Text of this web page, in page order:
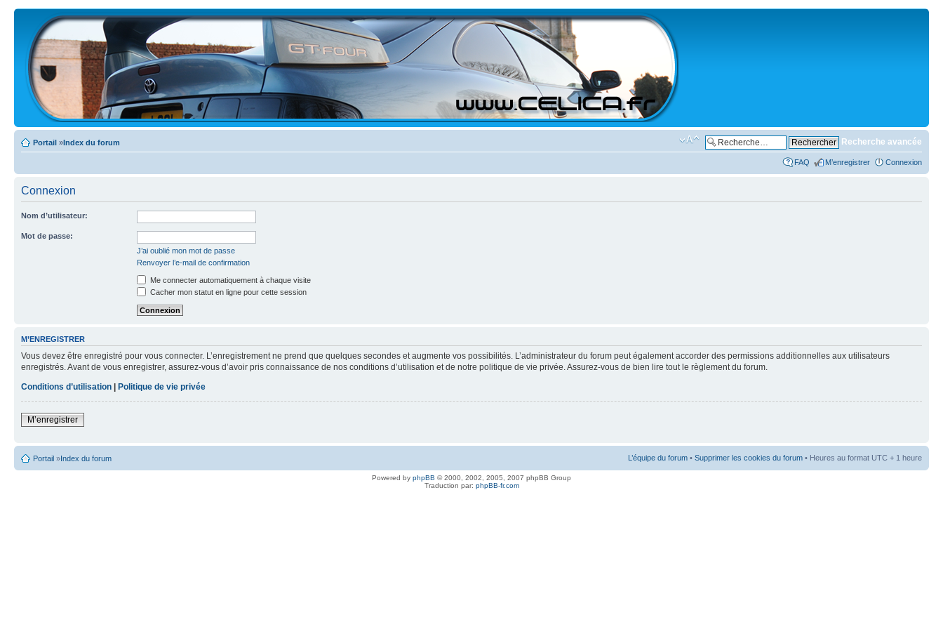
Portail »Index du forum Recherche avancée
FAQ M’enregistrer Connexion
Connexion
Nom d’utilisateur:
Mot de passe:
J’ai oublié mon mot de passe
Renvoyer l’e-mail de confirmation
Me connecter automatiquement à chaque visite
Cacher mon statut en ligne pour cette session
M’ENREGISTRER
Vous devez être enregistré pour vous connecter. L’enregistrement ne prend que quelques secondes et augmente vos possibilités. L’administrateur du forum peut également accorder des permissions additionnelles aux utilisateurs
enregistrés. Avant de vous enregistrer, assurez-vous d’avoir pris connaissance de nos conditions d’utilisation et de notre politique de vie privée. Assurez-vous de bien lire tout le règlement du forum.
Conditions d’utilisation | Politique de vie privée
M’enregistrer
Portail »Index du forum L’équipe du forum • Supprimer les cookies du forum • Heures au format UTC + 1 heure
Powered by phpBB © 2000, 2002, 2005, 2007 phpBB Group
Traduction par: phpBB-fr.com